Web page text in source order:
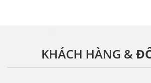
KHÁCH HÀNG &